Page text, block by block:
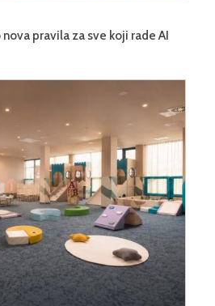
pravila za sve koji rade AI